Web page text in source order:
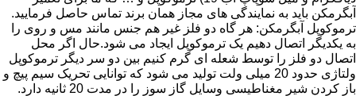
آبگرمکن باید به نمایندگی های مجاز همان برند تماس حاصل فرمایید.
ترموکوپل آبگرمکن: هر گاه دو فلز غیر هم جنس مانند مس و روی را
به یکدیگر اتصال دهیم یک ترموکوپل ایجاد می شود.حال اگر محل
اتصال دو فلز را توسط شعله ای گرم کنیم بین دو سر دیگر ترموکوپل
ولتاژی حدود 20 میلی ولت تولید می شود که توانایی تحریک سیم پیچ و
باز کردن شیر مغناطیسی وسایل گاز سوز را در مدت 20 ثانیه دارد.